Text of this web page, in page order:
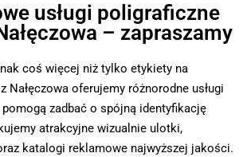
usługi poligraficzne
– zapraszamy
coś więcej niż tylko etykiety na
Nałęczowa oferujemy różnorodne usługi
zadbać o spójną identyfikację
atrakcyjne wizualnie ulotki,
katalogi reklamowe najwyższej jakości.